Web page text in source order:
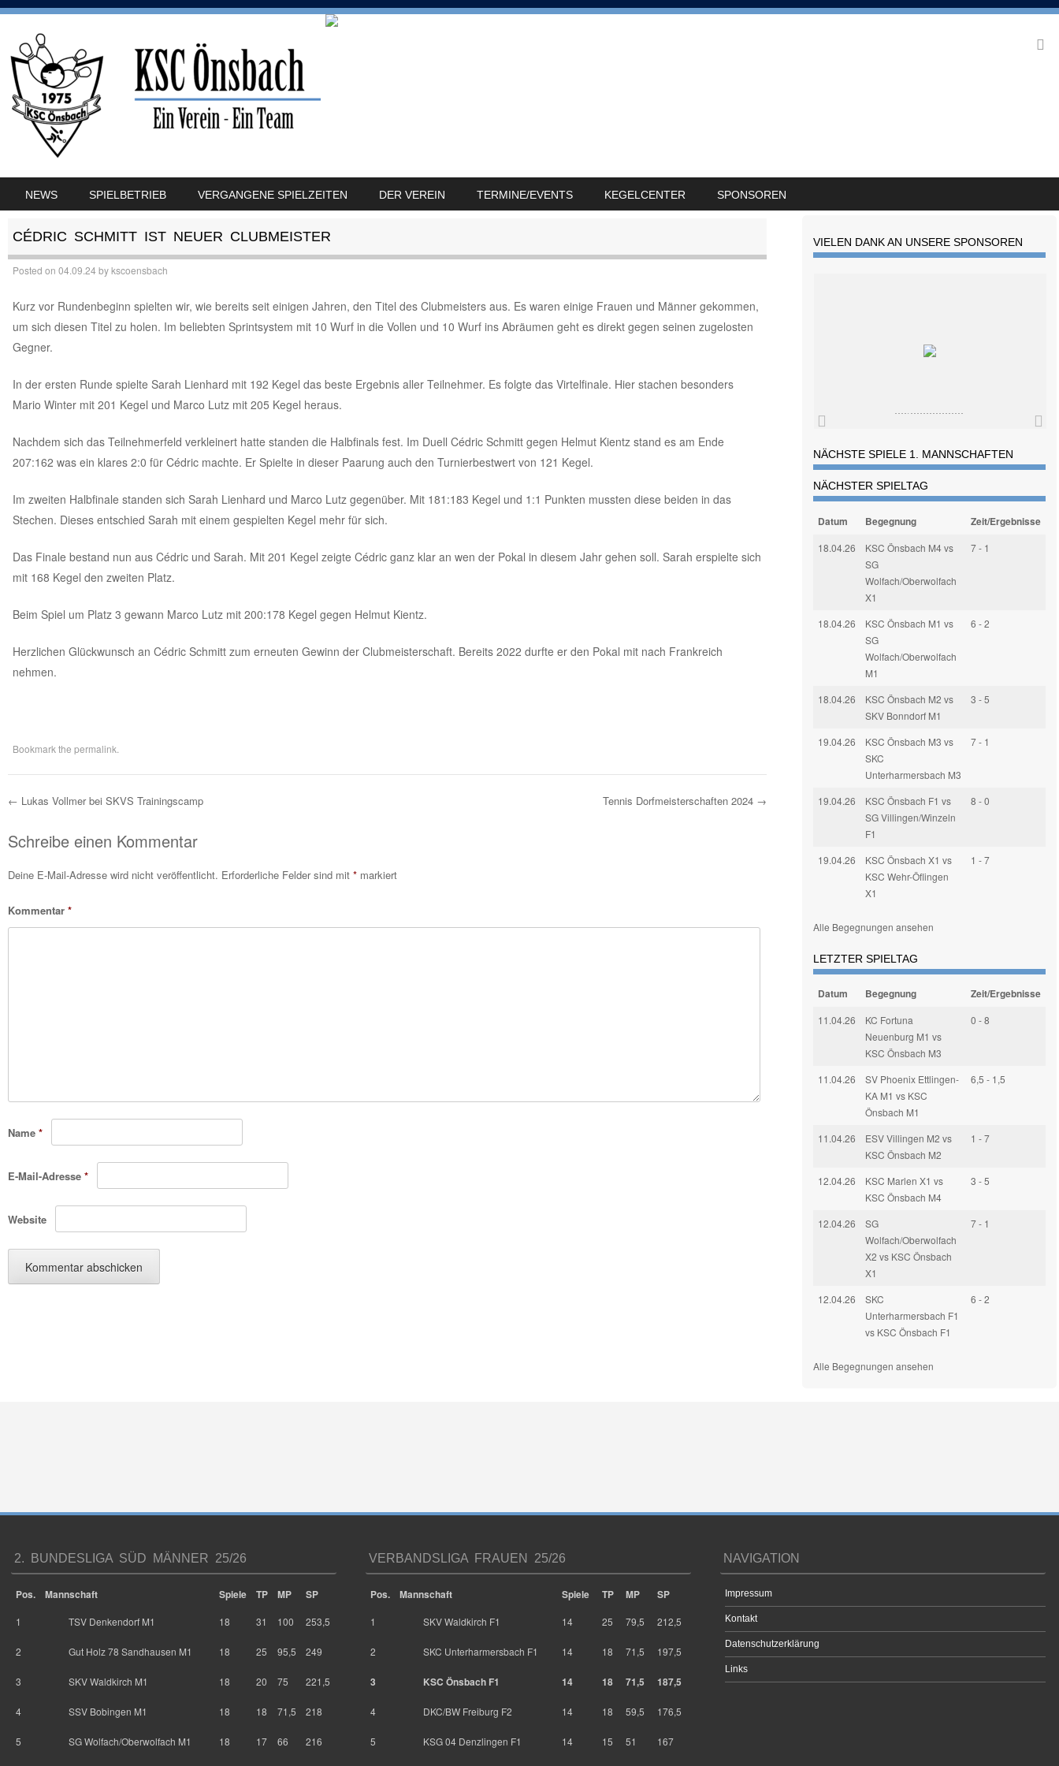
MENU
NEWS SPIELBETRIEB VERGANGENE SPIELZEITEN DER VEREIN TERMINE/EVENTS KEGELCENTER SPONSOREN
CÉDRIC SCHMITT IST NEUER CLUBMEISTER
Posted on 04.09.24 bykscoensbach
Kurz vor Rundenbeginn spielten wir, wie bereits seit einigen Jahren, den Titel des Clubmeisters aus. Es waren einige Frauen und Männer gekommen,
um sich diesen Titel zu holen. Im beliebten Sprintsystem mit 10 Wurf in die Vollen und 10 Wurf ins Abräumen geht es direkt gegen seinen zugelosten
Gegner.
In der ersten Runde spielte Sarah Lienhard mit 192 Kegel das beste Ergebnis aller Teilnehmer. Es folgte das Virtelfinale. Hier stachen besonders
Mario Winter mit 201 Kegel und Marco Lutz mit 205 Kegel heraus.
Nachdem sich das Teilnehmerfeld verkleinert hatte standen die Halbfinals fest. Im Duell Cédric Schmitt gegen Helmut Kientz stand es am Ende
207:162 was ein klares 2:0 für Cédric machte. Er Spielte in dieser Paarung auch den Turnierbestwert von 121 Kegel.
Im zweiten Halbfinale standen sich Sarah Lienhard und Marco Lutz gegenüber. Mit 181:183 Kegel und 1:1 Punkten mussten diese beiden in das
Stechen. Dieses entschied Sarah mit einem gespielten Kegel mehr für sich.
Das Finale bestand nun aus Cédric und Sarah. Mit 201 Kegel zeigte Cédric ganz klar an wen der Pokal in diesem Jahr gehen soll. Sarah erspielte sich
mit 168 Kegel den zweiten Platz.
Beim Spiel um Platz 3 gewann Marco Lutz mit 200:178 Kegel gegen Helmut Kientz.
Herzlichen Glückwunsch an Cédric Schmitt zum erneuten Gewinn der Clubmeisterschaft. Bereits 2022 durfte er den Pokal mit nach Frankreich
nehmen.
Bookmark the permalink
Post navigation
← Lukas Vollmer bei SKVS Trainingscamp Tennis Dorfmeisterschaften 2024 →
Schreibe einen Kommentar
Deine E-Mail-Adresse wird nicht veröffentlicht. Erforderliche Felder sind mit *markiert
Kommentar *
Name *
E-Mail-Adresse *
Website
VIELEN DANK AN UNSERE SPONSOREN
NÄCHSTE SPIELE 1. MANNSCHAFTEN
NÄCHSTER SPIELTAG
Datum Begegnung Zeit/Ergebnisse
18.04.26
KSC Önsbach M4 vs
SG
Wolfach/Oberwolfach
X1
7 - 1
18.04.26
KSC Önsbach M1 vs
SG
Wolfach/Oberwolfach
M1
6 - 2
18.04.26
KSC Önsbach M2 vs
SKV Bonndorf M1
3 - 5
19.04.26
KSC Önsbach M3 vs
SKC
Unterharmersbach M3
7 - 1
19.04.26
KSC Önsbach F1 vs
SG Villingen/Winzeln
F1
8 - 0
19.04.26
KSC Önsbach X1 vs
KSC Wehr-Öflingen
X1
1 - 7
Alle Begegnungen ansehen
LETZTER SPIELTAG
Datum Begegnung Zeit/Ergebnisse
11.04.26
KC Fortuna
Neuenburg M1 vs
KSC Önsbach M3
0 - 8
11.04.26
SV Phoenix Ettlingen-
KA M1 vs KSC
Önsbach M1
6,5 - 1,5
11.04.26
ESV Villingen M2 vs
KSC Önsbach M2
1 - 7
12.04.26
KSC Marlen X1 vs
KSC Önsbach M4
3 - 5
12.04.26
SG
Wolfach/Oberwolfach
X2 vs KSC Önsbach
X1
7 - 1
12.04.26
SKC
Unterharmersbach F1
vs KSC Önsbach F1
6 - 2
Alle Begegnungen ansehen
2. BUNDESLIGA SÜD MÄNNER 25/26
Pos. Mannschaft Spiele TP MP SP
1 TSV Denkendorf M1 18 31 100 253,5
2 Gut Holz 78 Sandhausen M1 18 25 95,5 249
3 SKV Waldkirch M1 18 20 75 221,5
4 SSV Bobingen M1 18 18 71,5 218
5 SG Wolfach/Oberwolfach M1 18 17 66 216
VERBANDSLIGA FRAUEN 25/26
Pos. Mannschaft Spiele TP MP SP
1 SKV Waldkirch F1 14 25 79,5 212,5
2 SKC Unterharmersbach F1 14 18 71,5 197,5
3 KSC Önsbach F1 14 18 71,5 187,5
4 DKC/BW Freiburg F2 14 18 59,5 176,5
5 KSG 04 Denzlingen F1 14 15 51 167
NAVIGATION
Impressum
Kontakt
Datenschutzerklärung
Links